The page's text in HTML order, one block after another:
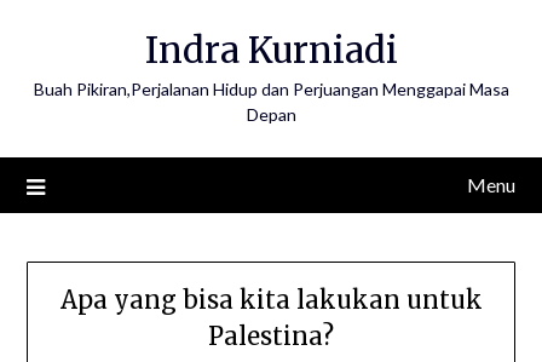
Indra Kurniadi
Buah Pikiran,Perjalanan Hidup dan Perjuangan Menggapai Masa
Depan
Menu
Apa yang bisa kita lakukan untuk
Palestina?